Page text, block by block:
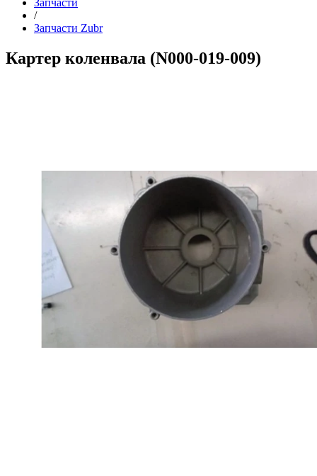
Запчасти
/
Запчасти Zubr
Картер коленвала (N000-019-009)